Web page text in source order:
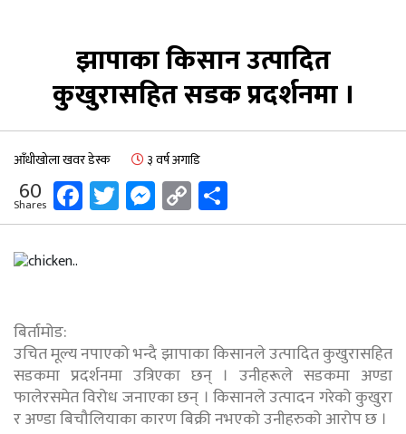
झापाका किसान उत्पादित
कुखुरासहित सडक प्रदर्शनमा ।
आँधीखोला खवर डेस्क ३ वर्ष अगाडि
60
Shares Facebook
Twitter
Messenger
Copy
Link
बिर्तामोड:
उचित मूल्य नपाएको भन्दै झापाका किसानले उत्पादित कुखुरासहित
सडकमा प्रदर्शनमा उत्रिएका छन् । उनीहरूले सडकमा अण्डा
फालेरसमेत विरोध जनाएका छन् । किसानले उत्पादन गरेको कुखुरा
र अण्डा बिचौलियाका कारण बिक्री नभएको उनीहरुको आरोप छ ।